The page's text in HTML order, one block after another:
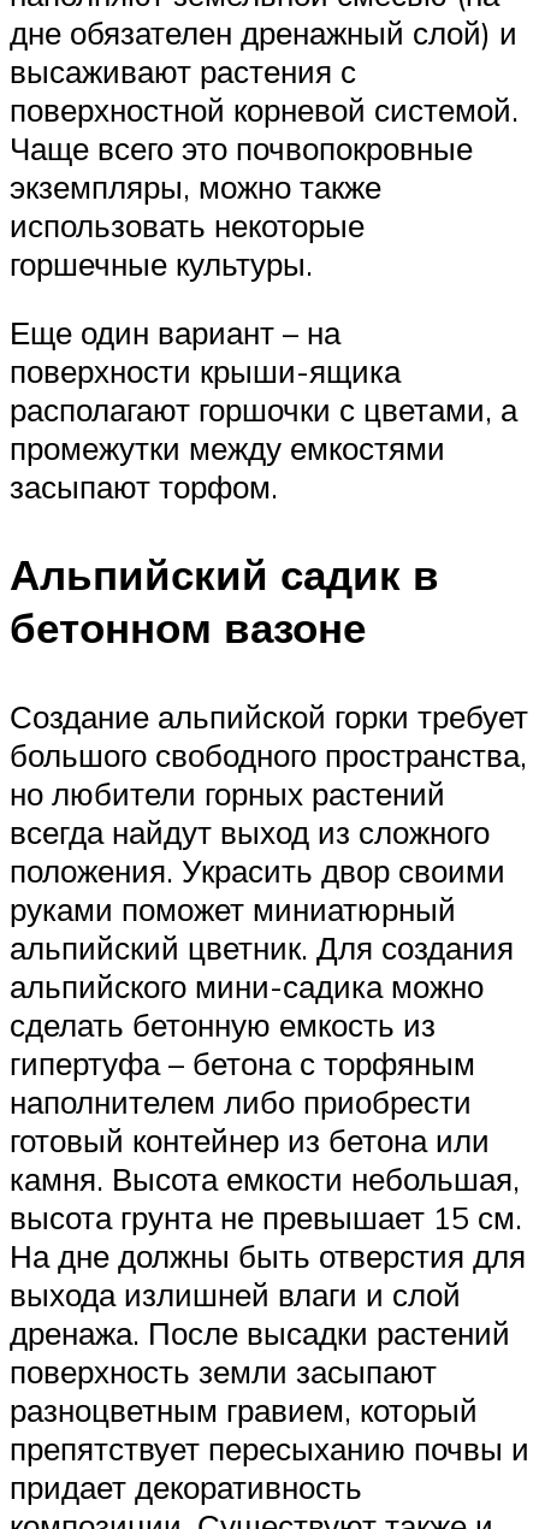
дне обязателен дренажный слой) и
высаживают растения с
поверхностной корневой системой.
Чаще всего это почвопокровные
экземпляры, можно также
использовать некоторые
горшечные культуры.
Еще один вариант – на
поверхности крыши-ящика
располагают горшочки с цветами, а
промежутки между емкостями
засыпают торфом.
Альпийский садик в
бетонном вазоне
Создание альпийской горки требует
большого свободного пространства,
но любители горных растений
всегда найдут выход из сложного
положения. Украсить двор своими
руками поможет миниатюрный
альпийский цветник. Для создания
альпийского мини-садика можно
сделать бетонную емкость из
гипертуфа – бетона с торфяным
наполнителем либо приобрести
готовый контейнер из бетона или
камня. Высота емкости небольшая,
высота грунта не превышает 15 см.
На дне должны быть отверстия для
выхода излишней влаги и слой
дренажа. После высадки растений
поверхность земли засыпают
разноцветным гравием, который
препятствует пересыханию почвы и
придает декоративность